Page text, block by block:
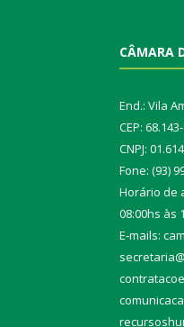
CÂMARA
End.: Vila
CEP:
CNPJ:
Fone: (93)
Horário de
08:00hs às
E-mails: